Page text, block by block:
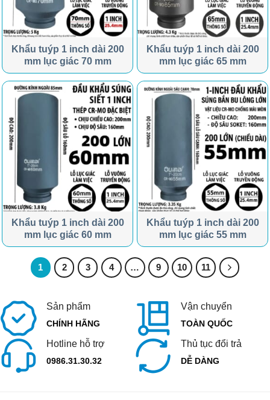
Khẩu tuýp 1 inch dài 200
mm lục giác 70 mm
Khẩu tuýp 1 inch dài 200
mm lục giác 65 mm
Khẩu tuýp 1 inch dài 200
mm lục giác 60 mm
Khẩu tuýp 1 inch dài 200
mm lục giác 55 mm
1 2 3 4 … 9 10 11
Sản phẩm
CHÍNH HÃNG
Vận chuyển
TOÀN QUỐC
Hotline hỗ trợ
0986.31.30.32
Thủ tục đổi trả
DỄ DÀNG